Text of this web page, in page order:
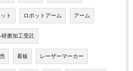
ト ロボットアーム アーム
研磨加工受託
看板 レーザーマーカー